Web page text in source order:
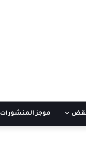
موجز المنشورات